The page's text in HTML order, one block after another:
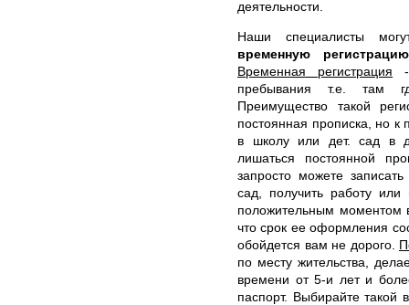
деятельности.
Наши специалисты
временную
Временная регистрация -
пребывания т.е. там
Преимущество такой
постоянная прописка, но к
в школу или дет. сад в
лишаться постоянной
запросто можете
сад, получить работу или
положительным моментом
что срок ее оформления
обойдется вам не дорого.
по месту жительства,
времени от 5-и лет и
паспорт. Выбирайте такой